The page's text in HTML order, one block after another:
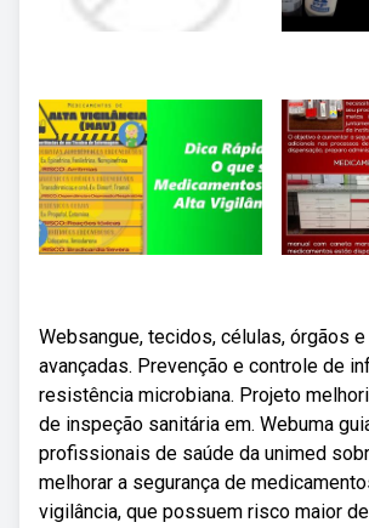
Websangue, tecidos, células, órgãos
avançadas. Prevenção e controle de
resistência microbiana. Projeto
de inspeção sanitária em. Webuma
profissionais de saúde da unimed
melhorar a segurança de
vigilância, que possuem risco maior